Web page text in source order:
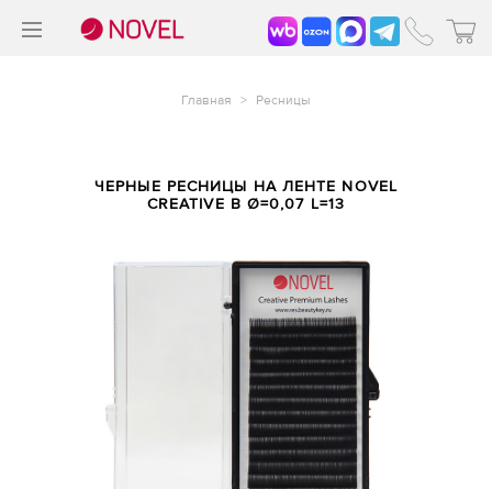
Главная > Ресницы
ЧЕРНЫЕ РЕСНИЦЫ НА ЛЕНТЕ NOVEL
CREATIVE B Ø=0,07 L=13